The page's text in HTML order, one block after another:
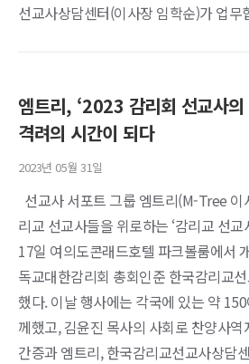
선교사상담센터(이사장 임학순)가 업
엠트리, ‘2023 감리회 선교사의
격려의 시간이 되다
2023년 05월 31일
선교사 서포트 그룹 엠트리(M-Tree 이
리교 선교사들을 위로하는 ‘감리교 선교
17일 여의도콘래드호텔 파크볼룸에서
독교대한감리회 총회인준 한국감리교
했다. 이날 행사에는 각국에 있는 약
께했고, 김윤진 목사의 사회로 찬양사
간증과 엠트리, 한국감리교선교사상담